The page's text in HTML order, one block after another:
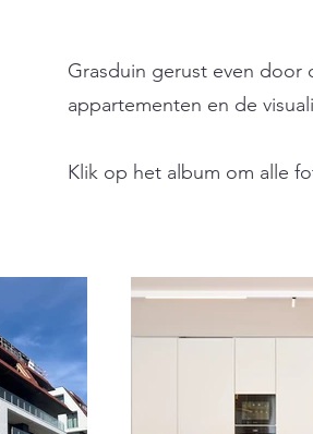
Grasduin gerust even door
appartementen en de
Klik op het album om alle